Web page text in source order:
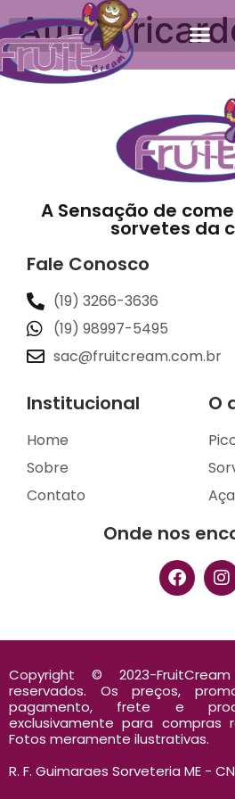
Autor:
A Sensação de
sorvetes da
Fale Conosco
(19) 3266-3636
(19) 98997-5495
sac@fruitcream.com.br
Institucional
Home
Sobre
Contato
O
Onde nos
Copyright © 2023-
reservados. Os preços,
pagamento, frete e
exclusivamente para compras
Fotos meramente ilustrativas.
R. F. Guimaraes Sorveteria ME -